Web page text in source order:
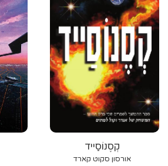
קְסֶנוֹסַייד
אורסון סקוט קארד